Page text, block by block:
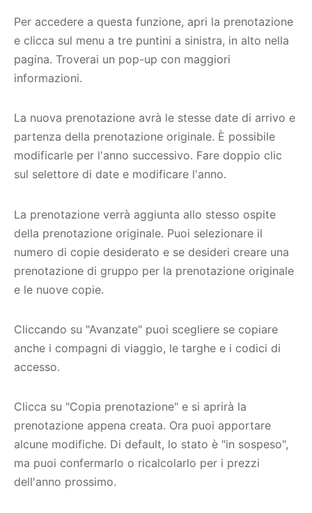
Per accedere a questa funzione, apri la prenotazione
e clicca sul menu a tre puntini a sinistra, in alto nella
pagina. Troverai un pop-up con maggiori
informazioni.
La nuova prenotazione avrà le stesse date di arrivo e
partenza della prenotazione originale. È possibile
modificarle per l'anno successivo. Fare doppio clic
sul selettore di date e modificare l'anno.
La prenotazione verrà aggiunta allo stesso ospite
della prenotazione originale. Puoi selezionare il
numero di copie desiderato e se desideri creare una
prenotazione di gruppo per la prenotazione originale
e le nuove copie.
Cliccando su "Avanzate" puoi scegliere se copiare
anche i compagni di viaggio, le targhe e i codici di
accesso.
Clicca su "Copia prenotazione" e si aprirà la
prenotazione appena creata. Ora puoi apportare
alcune modifiche. Di default, lo stato è "in sospeso",
ma puoi confermarlo o ricalcolarlo per i prezzi
dell'anno prossimo.